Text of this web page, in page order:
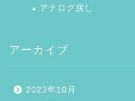
アナログ戻し
アーカイブ
2023年10月